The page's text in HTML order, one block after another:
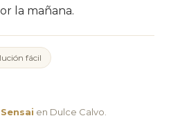
la mañana.
fácil
Sensai en Dulce Calvo.